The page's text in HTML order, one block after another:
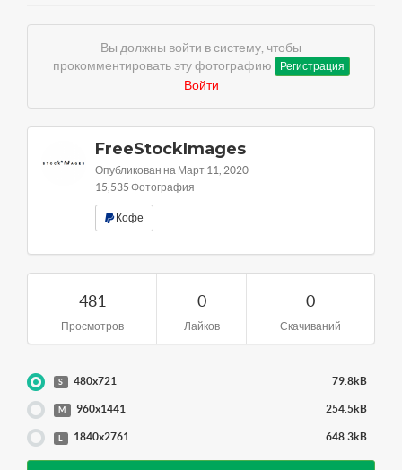
Вы должны войти в систему, чтобы
прокомментировать эту фотографию
Регистрация
Войти
FreeStockImages
Опубликован на Март 11, 2020
15,535 Фотография
Кофе
481
Просмотров
0
Лайков
0
Скачиваний
S 480x721 79.8kB
M 960x1441 254.5kB
L 1840x2761 648.3kB